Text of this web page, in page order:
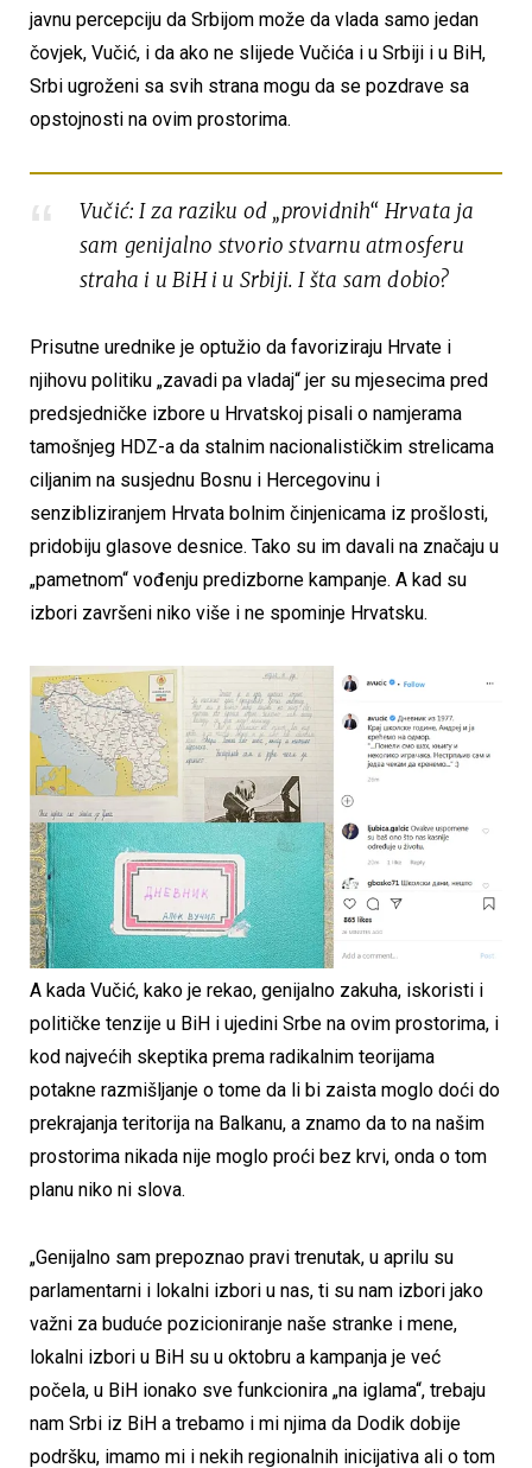
javnu percepciju da Srbijom može da vlada samo jedan
čovjek, Vučić, i da ako ne slijede Vučića i u Srbiji i u BiH,
Srbi ugroženi sa svih strana mogu da se pozdrave sa
opstojnosti na ovim prostorima.
Vučić: I za raziku od „providnih“ Hrvata ja
sam genijalno stvorio stvarnu atmosferu
straha i u BiH i u Srbiji. I šta sam dobio?
Prisutne urednike je optužio da favoriziraju Hrvate i
njihovu politiku „zavadi pa vladaj“ jer su mjesecima pred
predsjedničke izbore u Hrvatskoj pisali o namjerama
tamošnjeg HDZ-a da stalnim nacionalističkim strelicama
ciljanim na susjednu Bosnu i Hercegovinu i
senzibliziranjem Hrvata bolnim činjenicama iz prošlosti,
pridobiju glasove desnice. Tako su im davali na značaju u
„pametnom“ vođenju predizborne kampanje. A kad su
izbori završeni niko više i ne spominje Hrvatsku.
A kada Vučić, kako je rekao, genijalno zakuha, iskoristi i
političke tenzije u BiH i ujedini Srbe na ovim prostorima, i
kod najvećih skeptika prema radikalnim teorijama
potakne razmišljanje o tome da li bi zaista moglo doći do
prekrajanja teritorija na Balkanu, a znamo da to na našim
prostorima nikada nije moglo proći bez krvi, onda o tom
planu niko ni slova.
„Genijalno sam prepoznao pravi trenutak, u aprilu su
parlamentarni i lokalni izbori u nas, ti su nam izbori jako
važni za buduće pozicioniranje naše stranke i mene,
lokalni izbori u BiH su u oktobru a kampanja je već
počela, u BiH ionako sve funkcionira „na iglama“, trebaju
nam Srbi iz BiH a trebamo i mi njima da Dodik dobije
podršku, imamo mi i nekih regionalnih inicijativa ali o tom